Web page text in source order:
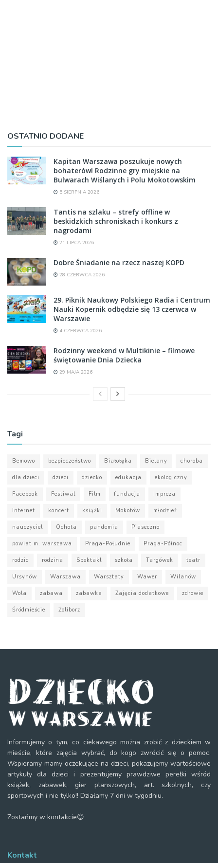
OSTATNIO DODANE
Kapitan Warszawa poszukuje nowych
bohaterów! Rodzinne gry miejskie na
Bulwarach Wiślanych i Polu Mokotowskim
5 SIERPNIA 2026
Tantis na szlaku – strefy offline w
beskidzkich schroniskach i konkurs z
nagrodami
21 LIPCA 2026
Dobre Śniadanie na rzecz naszej KOPD
28 CZERWCA 2026
29. Piknik Naukowy Polskiego Radia i Centrum
Nauki Kopernik odbędzie się 13 czerwca w
Warszawie
4 CZERWCA 2026
Rodzinny weekend w Multikinie – filmowe
świętowanie Dnia Dziecka
29 MAJA 2026
Tagi
Bemowo bezpieczeństwo Białołęka Bielany choroba
dla dzieci dzieci dziecko edukacja ekologiczny
Facebook Festiwal Film fundacja Impreza
Internet koncert książki Mokotów młodzież
nauczyciel Ochota pandemia Piaseczno
powiat m. warszawa Praga-Południe Praga-Północ
rodzic rodzina Spektakl szkoła Targówek teatr
Ursynów Warszawa Warsztaty Wawer Wilanów
Wola zabawa zabawka Zajęcia dodatkowe zdrowie
Śródmieście Żoliborz
Informujemy o tym, co ciekawego można zrobić z dzieckiem w
mieście, które zajęcia wybrać, do kogo zwrócić się o pomoc.
Wspieramy mamy oczekujące na dzieci, pokazujemy wartościowe
artykuły dla dzieci i prezentujemy prawdziwe perełki wśród
książek, zabawek, gier planszowych, art. szkolnych, czy
sportowych i nie tylko!! Działamy 7 dni w tygodniu.
Zostańmy w kontakcie😊
Kontakt